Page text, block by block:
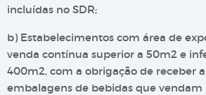
incluídas no SDR;
b) Estabelecimentos com área de
venda contínua superior a 50m2 e
400m2, com a obrigação de receber
embalagens de bebidas que vendam